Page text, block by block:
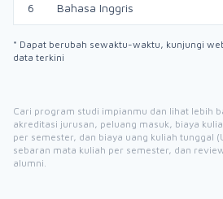
6 Bahasa Inggris
* Dapat berubah sewaktu-waktu, kunjungi
data terkini
Cari program studi impianmu dan lihat lebih
akreditasi jurusan, peluang masuk, biaya
per semester, dan biaya uang kuliah tunggal
sebaran mata kuliah per semester, dan
alumni.